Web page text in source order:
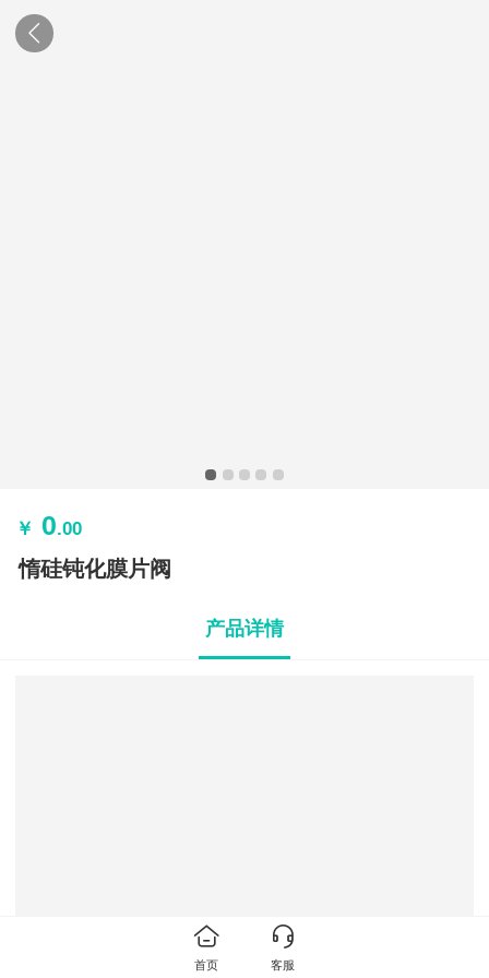
￥ 0.00
惰硅钝化膜片阀
产品详情
首页 客服